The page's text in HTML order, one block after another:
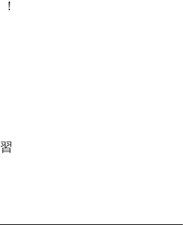
野球の夏
野球父 野球母
ムランバッター
した